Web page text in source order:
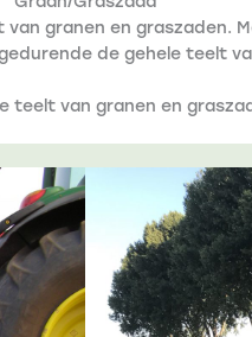
granen en graszaden.
de gehele teelt
van granen en